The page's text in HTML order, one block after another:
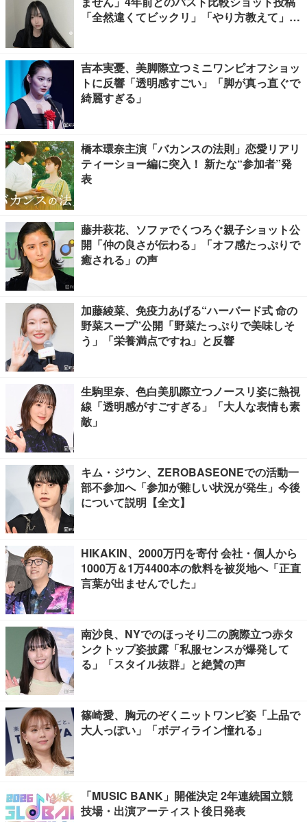
「全然違くてビックリ」「やり方教えて」の
吉本実憂、美脚際立つミニワンピオフショッ
トに反響「透明感すごい」「脚が真っ直ぐで
綺麗すぎる」
橋本環奈主演「バカンスの法則」恋愛リアリ
ティーショー編に突入！ 新たな“参加者”発
表
藤井萩花、ソファでくつろぐ親子ショット公
開「仲の良さが伝わる」「オフ感たっぷりで
癒される」の声
加藤綾菜、免疫力あげる“ハーバード式 命の
野菜スープ”公開「野菜たっぷりで美味しそ
う」「栄養満点ですね」と反響
生駒里奈、色白美肌際立つノースリ姿に熱視
線「透明感がすごすぎる」「大人な表情も素
敵」
キム・ジウン、ZEROBASEONEでの活動一
部不参加へ「参加が難しい状況が発生」今後
について説明【全文】
HIKAKIN、2000万円を寄付 会社・個人から
1000万＆1万4400本の飲料を被災地へ「正直
言葉が出ませんでした」
南沙良、NYでのほっそり二の腕際立つ赤タ
ンクトップ姿披露「私服センスが爆発して
る」「スタイル抜群」と絶賛の声
篠崎愛、胸元のぞくニットワンピ姿「上品で
大人っぽい」「ボディライン憧れる」
「MUSIC BANK」開催決定 2年連続国立競
技場・出演アーティスト後日発表